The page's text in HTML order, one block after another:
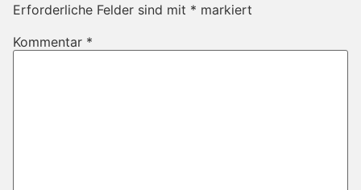
Erforderliche Felder sind mit * markiert
Kommentar *